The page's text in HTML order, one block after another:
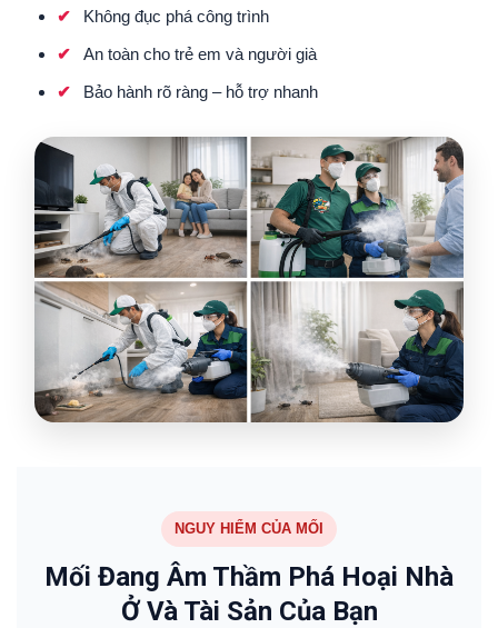
Không đục phá công trình
An toàn cho trẻ em và người già
Bảo hành rõ ràng – hỗ trợ nhanh
NGUY HIỂM CỦA MỐI
Mối Đang Âm Thầm Phá Hoại Nhà
Ở Và Tài Sản Của Bạn